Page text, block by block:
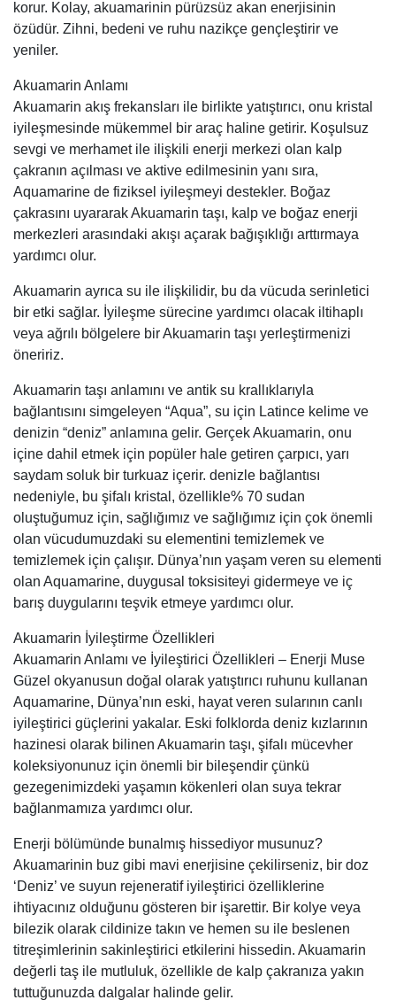
korur. Kolay, akuamarinin pürüzsüz akan enerjisinin
özüdür. Zihni, bedeni ve ruhu nazikçe gençleştirir ve
yeniler.
Akuamarin Anlamı
Akuamarin akış frekansları ile birlikte yatıştırıcı, onu kristal
iyileşmesinde mükemmel bir araç haline getirir. Koşulsuz
sevgi ve merhamet ile ilişkili enerji merkezi olan kalp
çakranın açılması ve aktive edilmesinin yanı sıra,
Aquamarine de fiziksel iyileşmeyi destekler. Boğaz
çakrasını uyararak Akuamarin taşı, kalp ve boğaz enerji
merkezleri arasındaki akışı açarak bağışıklığı arttırmaya
yardımcı olur.
Akuamarin ayrıca su ile ilişkilidir, bu da vücuda serinletici
bir etki sağlar. İyileşme sürecine yardımcı olacak iltihaplı
veya ağrılı bölgelere bir Akuamarin taşı yerleştirmenizi
öneririz.
Akuamarin taşı anlamını ve antik su krallıklarıyla
bağlantısını simgeleyen “Aqua”, su için Latince kelime ve
denizin “deniz” anlamına gelir. Gerçek Akuamarin, onu
içine dahil etmek için popüler hale getiren çarpıcı, yarı
saydam soluk bir turkuaz içerir. denizle bağlantısı
nedeniyle, bu şifalı kristal, özellikle% 70 sudan
oluştuğumuz için, sağlığımız ve sağlığımız için çok önemli
olan vücudumuzdaki su elementini temizlemek ve
temizlemek için çalışır. Dünya’nın yaşam veren su elementi
olan Aquamarine, duygusal toksisiteyi gidermeye ve iç
barış duygularını teşvik etmeye yardımcı olur.
Akuamarin İyileştirme Özellikleri
Akuamarin Anlamı ve İyileştirici Özellikleri – Enerji Muse
Güzel okyanusun doğal olarak yatıştırıcı ruhunu kullanan
Aquamarine, Dünya’nın eski, hayat veren sularının canlı
iyileştirici güçlerini yakalar. Eski folklorda deniz kızlarının
hazinesi olarak bilinen Akuamarin taşı, şifalı mücevher
koleksiyonunuz için önemli bir bileşendir çünkü
gezegenimizdeki yaşamın kökenleri olan suya tekrar
bağlanmamıza yardımcı olur.
Enerji bölümünde bunalmış hissediyor musunuz?
Akuamarinin buz gibi mavi enerjisine çekilirseniz, bir doz
‘Deniz’ ve suyun rejeneratif iyileştirici özelliklerine
ihtiyacınız olduğunu gösteren bir işarettir. Bir kolye veya
bilezik olarak cildinize takın ve hemen su ile beslenen
titreşimlerinin sakinleştirici etkilerini hissedin. Akuamarin
değerli taş ile mutluluk, özellikle de kalp çakranıza yakın
tuttuğunuzda dalgalar halinde gelir.